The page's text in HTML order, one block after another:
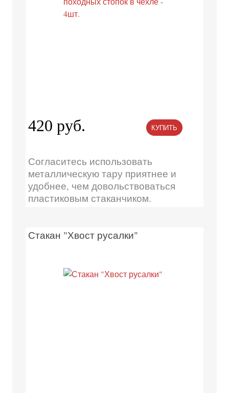
420 руб. КУПИТЬ
Согласитесь использовать
металлическую тару приятнее и
удобнее, чем довольствоваться
пластиковым стаканчиком.
Стакан "Хвост русалки"